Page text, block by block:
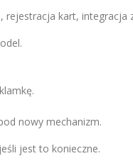
rejestracja kart,
nowy mechanizm.
jest to konieczne.